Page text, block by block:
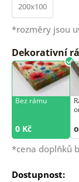
200x100
*rozměry jsou
Dekorativní
Bez rámu
0 Kč
*cena doplňků
Dostupnost: